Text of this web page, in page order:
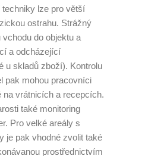
lze pro větší
ostrahu. Strážný
do objektu a
a odcházející
u skladů zboží). Kontrolu
pak mohou pracovníci
na vrátnicích a recepcích.
také monitoring
Pro velké areály s
je pak vhodné zvolit také
prostřednictvím